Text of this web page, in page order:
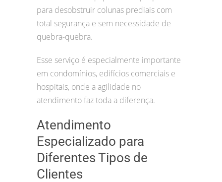
para desobstruir colunas prediais com
total segurança e sem necessidade de
quebra-quebra.
Esse serviço é especialmente importante
em condomínios, edifícios comerciais e
hospitais, onde a agilidade no
atendimento faz toda a diferença.
Atendimento
Especializado para
Diferentes Tipos de
Clientes